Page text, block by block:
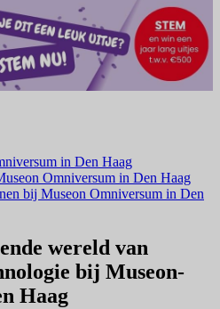
in Den Haag
Omniversum in Den Haag
bij Museon Omniversum in Den
wereld van
bij Museon-
Haag